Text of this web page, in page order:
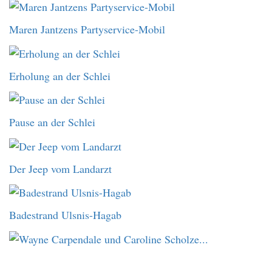
Maren Jantzens Partyservice-Mobil
Erholung an der Schlei
Pause an der Schlei
Der Jeep vom Landarzt
Badestrand Ulsnis-Hagab